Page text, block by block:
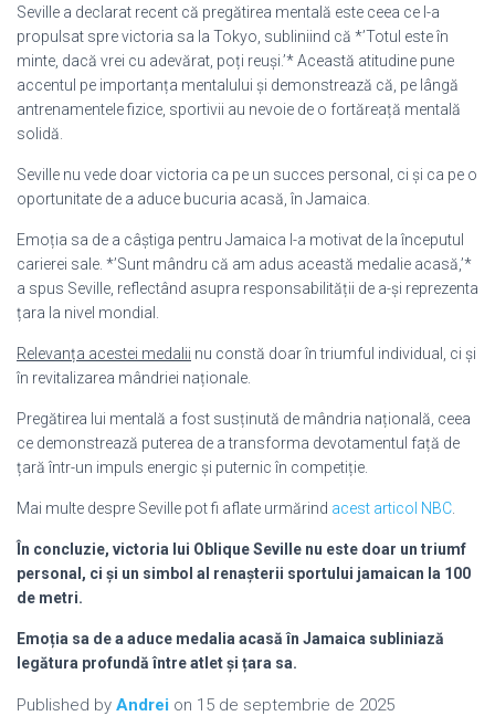
Seville a declarat recent că pregătirea mentală este ceea ce l-a
propulsat spre victoria sa la Tokyo, subliniind că *’Totul este în
minte, dacă vrei cu adevărat, poți reuși.’* Această atitudine pune
accentul pe importanța mentalului și demonstrează că, pe lângă
antrenamentele fizice, sportivii au nevoie de o fortăreață mentală
solidă.
Seville nu vede doar victoria ca pe un succes personal, ci și ca pe o
oportunitate de a aduce bucuria acasă, în Jamaica.
Emoția sa de a câștiga pentru Jamaica l-a motivat de la începutul
carierei sale. *’Sunt mândru că am adus această medalie acasă,’*
a spus Seville, reflectând asupra responsabilității de a-și reprezenta
țara la nivel mondial.
Relevanța acestei medalii nu constă doar în triumful individual, ci și
în revitalizarea mândriei naționale.
Pregătirea lui mentală a fost susținută de mândria națională, ceea
ce demonstrează puterea de a transforma devotamentul față de
țară într-un impuls energic și puternic în competiție.
Mai multe despre Seville pot fi aflate urmărind acest articol NBC
În concluzie, victoria lui Oblique Seville nu este doar un triumf
personal, ci și un simbol al renașterii sportului jamaican la 100
de metri.
Emoția sa de a aduce medalia acasă în Jamaica subliniază
legătura profundă între atlet și țara sa.
Published by Andrei on 15 de septembrie de 2025